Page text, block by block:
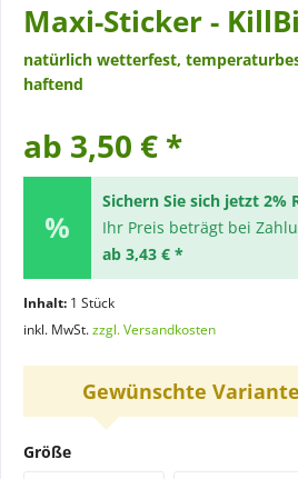
Maxi-Sticker -
natürlich wetterfest,
haftend
ab 3,50 € *
Sichern Sie sich jetzt 2%
Ihr Preis beträgt bei
ab 3,43 € *
Inhalt: 1 Stück
inkl. MwSt.zzgl. Versandkosten
Gewünschte
Größe